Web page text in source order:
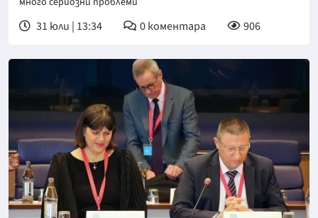
31 юли | 13:34 0коментара 906